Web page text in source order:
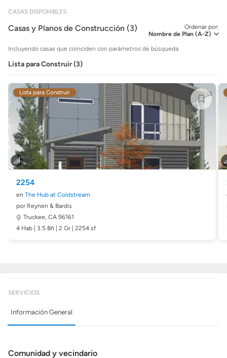
CASAS DISPONIBLES
Ordenar por:
Casas y Planos de Construcción (3)
Incluyendo casas que coinciden con parámetros de búsqueda.
Lista para Construir (3)
Lista para Construir
2254
en The Hub at Coldstream
por Reynen & Bardis
Truckee, CA 96161
4 Hab | 3.5 Bñ | 2 Gr | 2254 sf
SERVICIOS
Información General
Comunidad y vecindario